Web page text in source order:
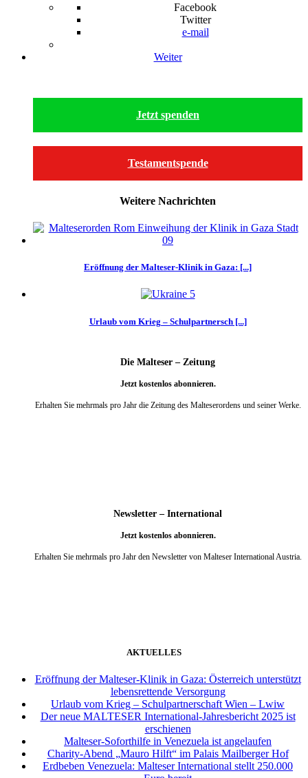
Facebook
Twitter
e-mail
Weiter
Jetzt spenden
Testamentspende
Weitere Nachrichten
Eröffnung der Malteser-Klinik in Gaza: [...]
Urlaub vom Krieg – Schulpartnersch [...]
Die Malteser – Zeitung
Jetzt kostenlos abonnieren.
Erhalten Sie mehrmals pro Jahr die Zeitung des Malteserordens und seiner Werke.
Newsletter – International
Jetzt kostenlos abonnieren.
Erhalten Sie mehrmals pro Jahr den Newsletter von Malteser International Austria.
AKTUELLES
Eröffnung der Malteser-Klinik in Gaza: Österreich unterstützt
lebensrettende Versorgung
Urlaub vom Krieg – Schulpartnerschaft Wien – Lwiw
Der neue MALTESER International-Jahresbericht 2025 ist
erschienen
Malteser-Soforthilfe in Venezuela ist angelaufen
Charity-Abend „Mauro Hilft“ im Palais Mailberger Hof
Erdbeben Venezuela: Malteser International stellt 250.000